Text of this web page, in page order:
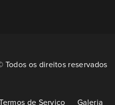
os direitos reservados
de Serviço Galeria